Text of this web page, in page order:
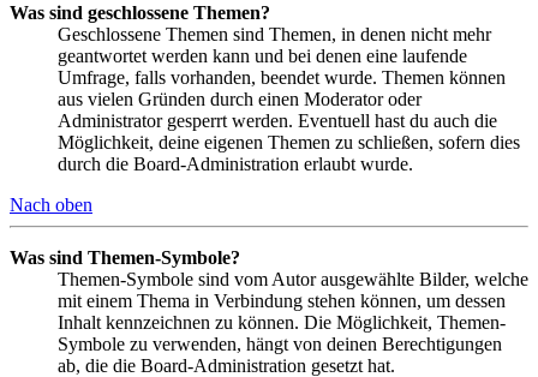
Was sind geschlossene Themen?
Geschlossene Themen sind Themen, in denen nicht mehr
geantwortet werden kann und bei denen eine laufende
Umfrage, falls vorhanden, beendet wurde. Themen können
aus vielen Gründen durch einen Moderator oder
Administrator gesperrt werden. Eventuell hast du auch die
Möglichkeit, deine eigenen Themen zu schließen, sofern dies
durch die Board-Administration erlaubt wurde.
Nach oben
Was sind Themen-Symbole?
Themen-Symbole sind vom Autor ausgewählte Bilder, welche
mit einem Thema in Verbindung stehen können, um dessen
Inhalt kennzeichnen zu können. Die Möglichkeit, Themen-
Symbole zu verwenden, hängt von deinen Berechtigungen
ab, die die Board-Administration gesetzt hat.